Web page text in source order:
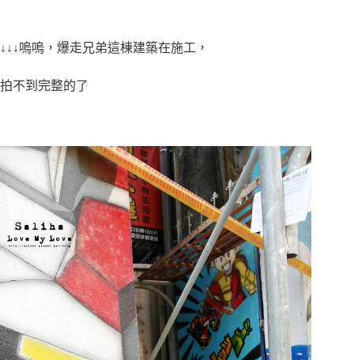
↓↓↓嗚嗚，爆走兄弟這棟建築在施工，
拍不到完整的了